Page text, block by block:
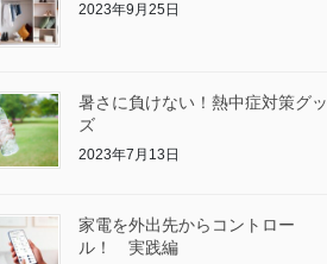
2023年9月25日
暑さに負けない！熱中症対策グッ
ズ
2023年7月13日
家電を外出先からコントロー
ル！ 実践編